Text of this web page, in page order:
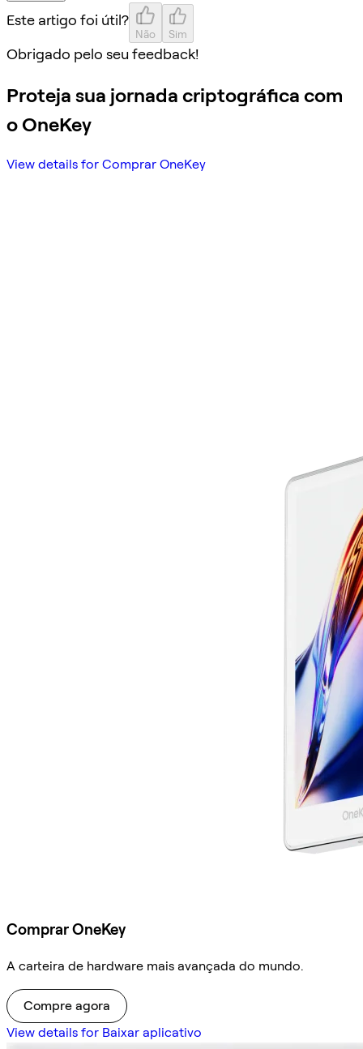
Este artigo foi útil?
Não Sim
Obrigado pelo seu feedback!
Proteja sua jornada criptográfica com
o OneKey
View details for Comprar OneKey
Comprar OneKey
A carteira de hardware mais avançada do mundo.
Compre agora
View details for Baixar aplicativo